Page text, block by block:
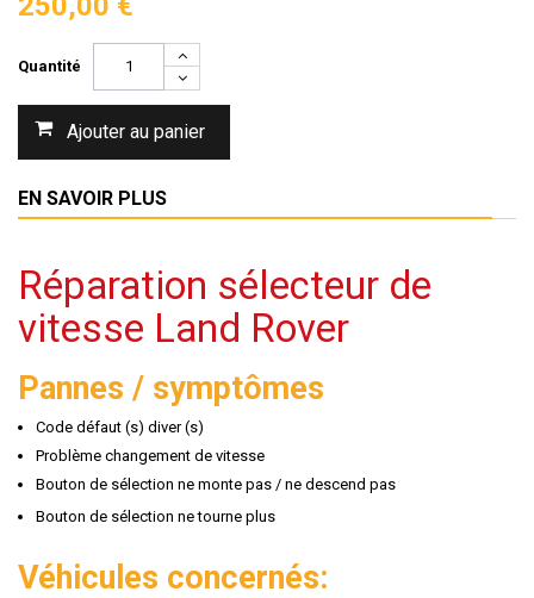
Quantité
Ajouter au panier
EN SAVOIR PLUS
Réparation sélecteur de
vitesse Land Rover
Pannes / symptômes
Code défaut (s) diver (s)
Problème changement de vitesse
Bouton de sélection ne monte pas / ne descend pas
Bouton de sélection ne tourne plus
Véhicules concernés: